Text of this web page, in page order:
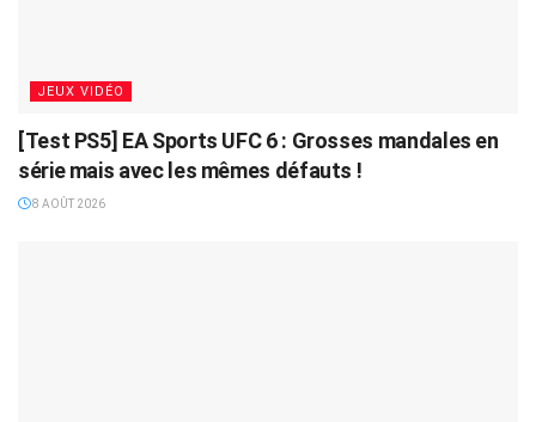
JEUX VIDÉO
[Test PS5] EA Sports UFC 6 : Grosses mandales en
série mais avec les mêmes défauts !
8 AOÛT 2026